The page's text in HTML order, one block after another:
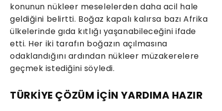
konunun nükleer meselelerden daha acil hale
geldiğini belirtti. Boğaz kapalı kalırsa bazı Afrika
ülkelerinde gıda kıtlığı yaşanabileceğini ifade
etti. Her iki tarafın boğazın açılmasına
odaklandığını ardından nükleer müzakerelere
geçmek istediğini söyledi.
TÜRKİYE ÇÖZÜM İÇİN YARDIMA HAZIR